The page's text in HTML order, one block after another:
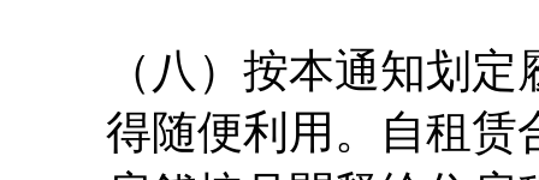
（八）按本通知划
得随便利用。自租赁